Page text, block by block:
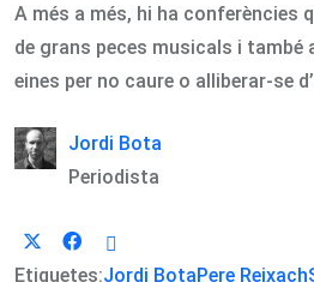
A més a més, hi ha conferències
de grans peces musicals i també
eines per no caure o alliberar-se
Jordi Bota
Periodista
Etiquetes:Jordi BotaPere Reixach